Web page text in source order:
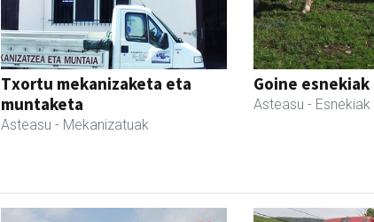
Txortu mekanizaketa eta
muntaketa
Asteasu - Mekanizatuak
Goine esnekiak
Asteasu - Esnekiak